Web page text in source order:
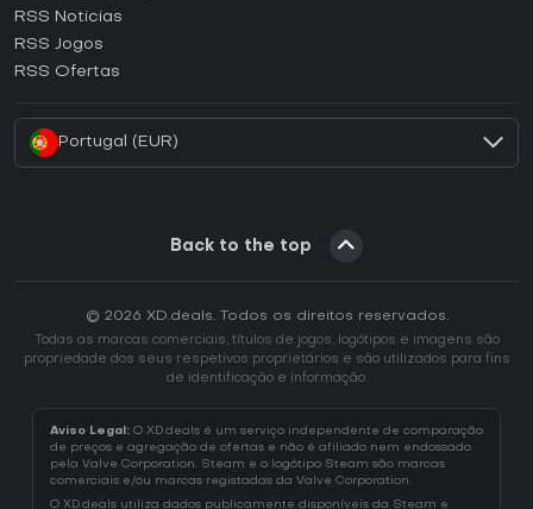
Como ativar uma CD Key Ubisoft Connect?
RSS Noticias
RSS Jogos
RSS Ofertas
Portugal (EUR)
Back to the top
© 2026 XD.deals. Todos os direitos reservados.
Todas as marcas comerciais, títulos de jogos, logótipos e imagens são
propriedade dos seus respetivos proprietários e são utilizados para fins
de identificação e informação.
Aviso Legal: O XD.deals é um serviço independente de comparação
de preços e agregação de ofertas e não é afiliado nem endossado
pela Valve Corporation. Steam e o logótipo Steam são marcas
comerciais e/ou marcas registadas da Valve Corporation.
O XD.deals utiliza dados publicamente disponíveis da Steam e